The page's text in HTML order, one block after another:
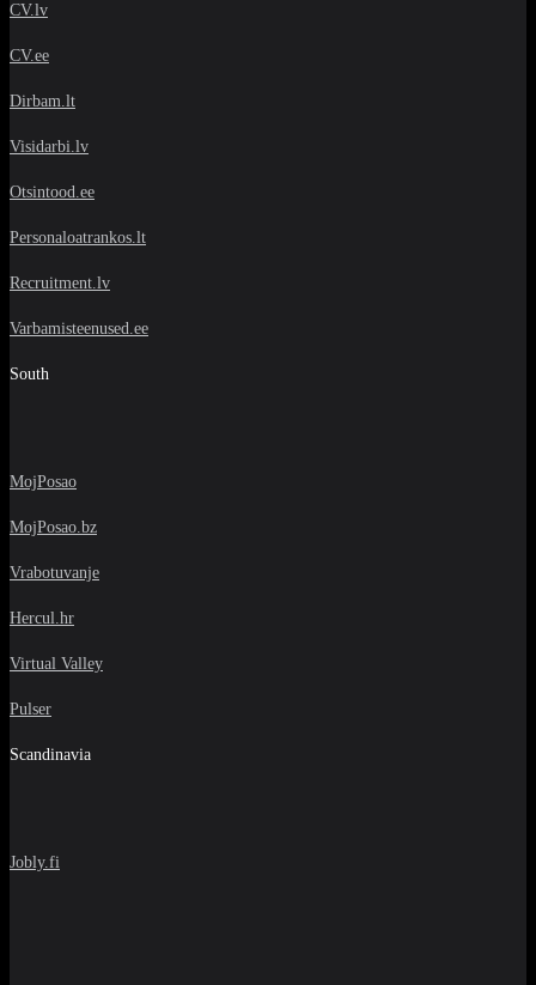
CV.lv
CV.ee
Dirbam.lt
Visidarbi.lv
Otsintood.ee
Personaloatrankos.lt
Recruitment.lv
Varbamisteenused.ee
South
MojPosao
MojPosao.bz
Vrabotuvanje
Hercul.hr
Virtual Valley
Pulser
Scandinavia
Jobly.fi